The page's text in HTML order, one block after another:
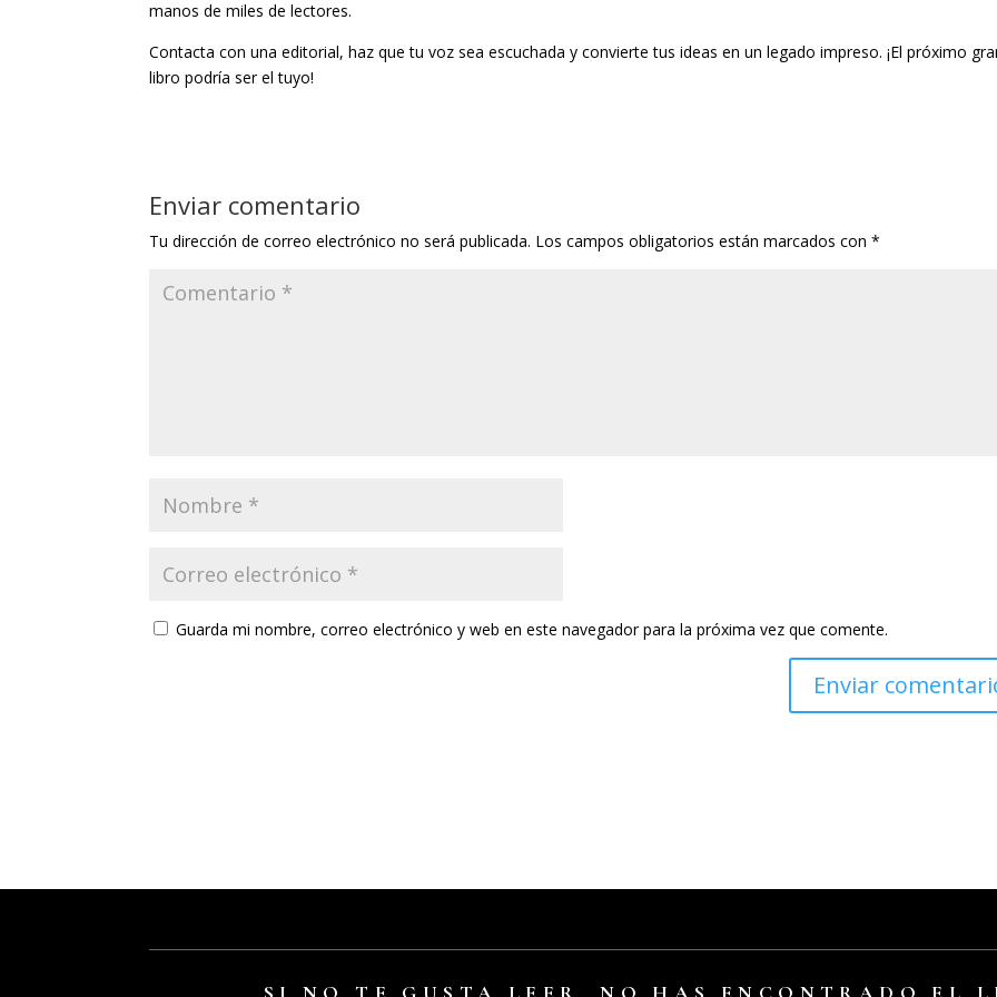
manos de miles de lectores.
Contacta con una editorial, haz que tu voz sea escuchada y convierte tus ideas en un legado impreso. ¡El próximo
libro podría ser el tuyo!
Enviar comentario
Tu dirección de correo electrónico no será publicada. Los campos obligatorios están marcados con*
Guarda mi nombre, correo electrónico y web en este navegador para la próxima vez que comente.